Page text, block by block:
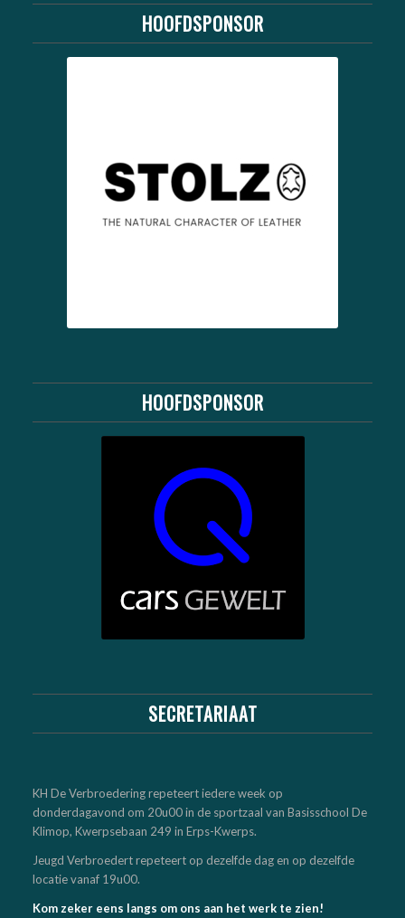
HOOFDSPONSOR
HOOFDSPONSOR
SECRETARIAAT
KH De Verbroedering repeteert iedere week op
donderdagavond om 20u00 in de sportzaal van Basisschool De
Klimop, Kwerpsebaan 249 in Erps-Kwerps.
Jeugd Verbroedert repeteert op dezelfde dag en op dezelfde
locatie vanaf 19u00.
Kom zeker eens langs om ons aan het werk te zien!